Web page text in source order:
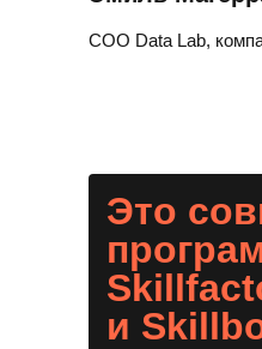
COO Data Lab,
Это
и